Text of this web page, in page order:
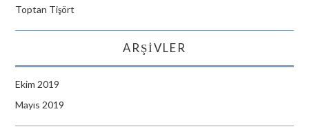
Toptan Tişört
ARŞIVLER
Ekim 2019
Mayıs 2019